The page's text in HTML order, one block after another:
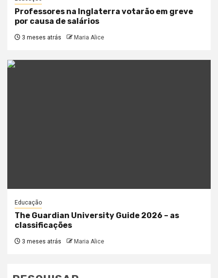
Professores na Inglaterra votarão em greve
por causa de salários
3 meses atrás Maria Alice
Educação
The Guardian University Guide 2026 – as
classificações
3 meses atrás Maria Alice